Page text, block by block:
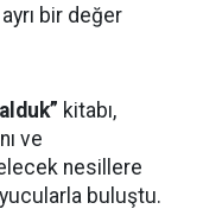
ayrı bir değer
kitabı,
ve
nesillere
buluştu.